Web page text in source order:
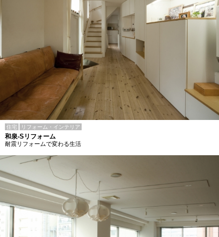
住宅 リフォーム・インテリア
和泉-Sリフォーム
耐震リフォームで変わる生活